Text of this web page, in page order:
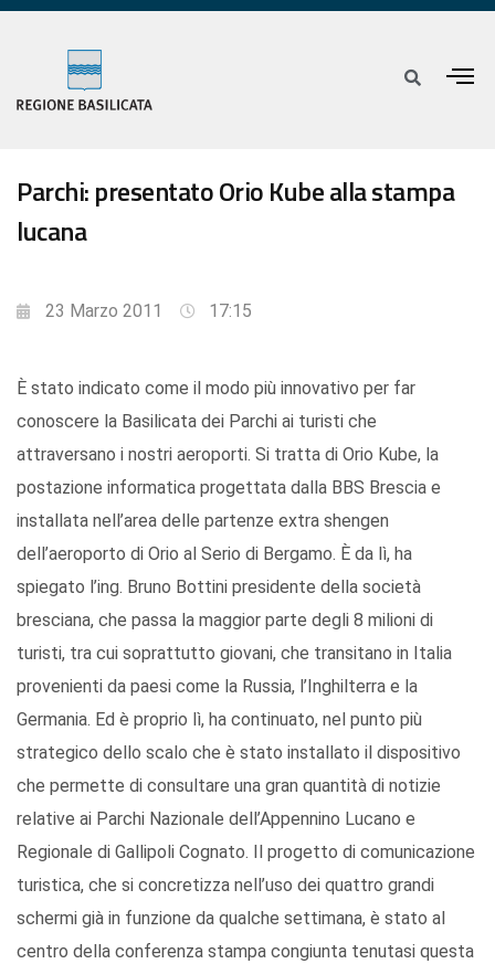
Parchi: presentato Orio Kube alla stampa
lucana
23 Marzo 2011 17:15
È stato indicato come il modo più innovativo per far
conoscere la Basilicata dei Parchi ai turisti che
attraversano i nostri aeroporti. Si tratta di Orio Kube, la
postazione informatica progettata dalla BBS Brescia e
installata nell’area delle partenze extra shengen
dell’aeroporto di Orio al Serio di Bergamo. È da lì, ha
spiegato l’ing. Bruno Bottini presidente della società
bresciana, che passa la maggior parte degli 8 milioni di
turisti, tra cui soprattutto giovani, che transitano in Italia
provenienti da paesi come la Russia, l’Inghilterra e la
Germania. Ed è proprio lì, ha continuato, nel punto più
strategico dello scalo che è stato installato il dispositivo
che permette di consultare una gran quantità di notizie
relative ai Parchi Nazionale dell’Appennino Lucano e
Regionale di Gallipoli Cognato. Il progetto di comunicazione
turistica, che si concretizza nell’uso dei quattro grandi
schermi già in funzione da qualche settimana, è stato al
centro della conferenza stampa congiunta tenutasi questa